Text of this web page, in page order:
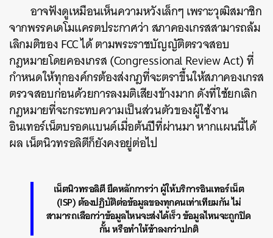
อาจฟังดูเหมือนเห็นความหวังเล็กๆ เพราะวุฒิสมาชิก
จากพรรคเดโมแครตประกาศว่า สภาคองเกรสสามารถล้ม
เลิกมติของ FCC ได้ ตามพระราชบัญญัติตรวจสอบ
กฎหมายโดยคองเกรส (Congressional Review Act) ที่
กำหนดให้ทุกองค์กรต้องส่งกฎที่จะตราขึ้นให้สภาคองเกรส
ตรวจสอบก่อนด้วยการลงมติเสียงข้างมาก ดังที่ใช้ยกเลิก
กฎหมายที่จะกระทบความเป็นส่วนตัวของผู้ใช้งาน
อินเทอร์เน็ตบรอดแบนด์เมื่อต้นปีที่ผ่านมา หากแผนนี้ได้
ผล เน็ตนิวทรอลิตีก็ยังคงอยู่ต่อไป
เน็ตนิวทรอลิตี ยึดหลักการว่า ผู้ให้บริการอินเทอร์เน็ต
(ISP) ต้องปฏิบัติต่อข้อมูลของทุกคนเท่าเทียมกัน ไม่
สามารถเลือกว่าข้อมูลไหนจะส่งได้เร็ว ข้อมูลไหนจะถูกปิด
กั้น หรือทำให้ช้าลงกว่าปกติ